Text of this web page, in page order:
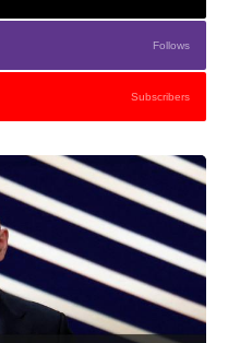
Follows
Subscribers